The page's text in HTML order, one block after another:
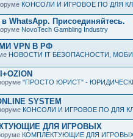
КОНСОЛИ И ИГРОВОЕ ПО ДЛЯ
WhatsApp. Присоединяйтесь.
NovoTech Gambling Industry
VPN В РФ
НОВОСТИ IT БЕЗОПАСНОСТИ,
"ПРОСТО ЮРИСТ" -
SYSTEM
КОНСОЛИ И ИГРОВОЕ ПО ДЛЯ
ДЛЯ ИГРОВЫХ
КОМПЛЕКТУЮЩИЕ ДЛЯ